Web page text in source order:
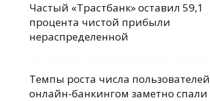
Частый «Трастбанк» оставил 59,1
процента чистой прибыли
нераспределенной
Темпы роста числа пользователей
онлайн-банкингом заметно спали